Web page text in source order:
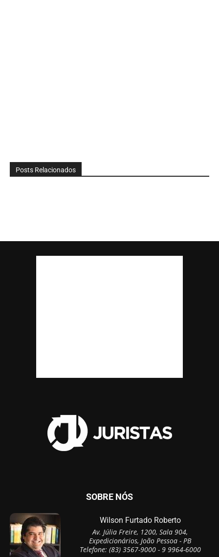
Posts Relacionados
SOBRE NÓS
Wilson Furtado Roberto
Av. Júlia Freire, 1200, Sala 904,
Expedicionários, João Pessoa - PB
Telefone: (83) 3567-9000 - 9 9964-6000